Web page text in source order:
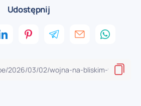
Udostępnij